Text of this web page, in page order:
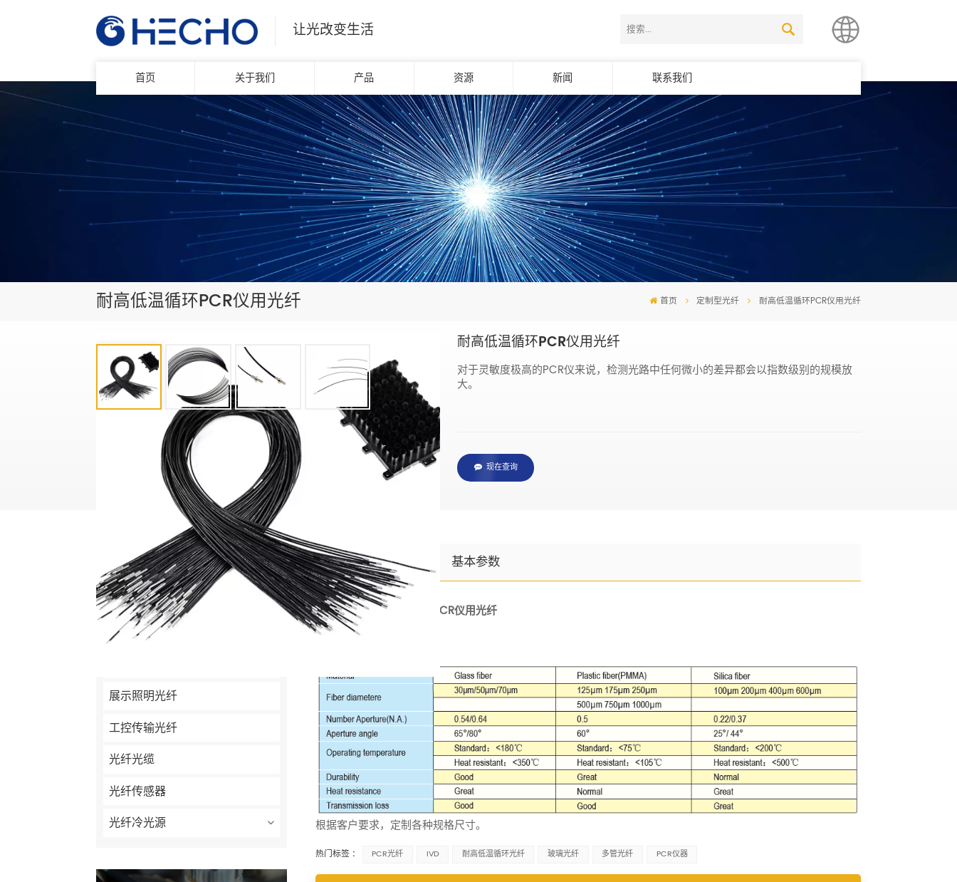
让光改变生活
简体中文
English
首页 关于我们 产品 资源 新闻 联系我们
耐高低温循环PCR仪用光纤 首页 定制型光纤 耐高低温循环PCR仪用光纤
耐高低温循环PCR仪用光纤
对于灵敏度极高的PCR仪来说，检测光路中任何微小的差异都会以指数级别的规模放
大。
现在查询
产品分类
机器视觉光源
定制型光纤
展示照明光纤
工控传输光纤
光纤光缆
光纤传感器
光纤冷光源
规格说明 产品说明 基本参数
产品名称：耐高低温循环PCR仪用光纤
根据客户要求，定制各种规格尺寸。
热门标签 : PCR光纤 IVD 耐高低温循环光纤 玻璃光纤 多管光纤 PCR仪器